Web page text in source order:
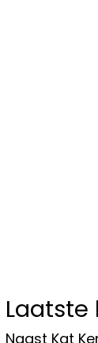
Naast Kat